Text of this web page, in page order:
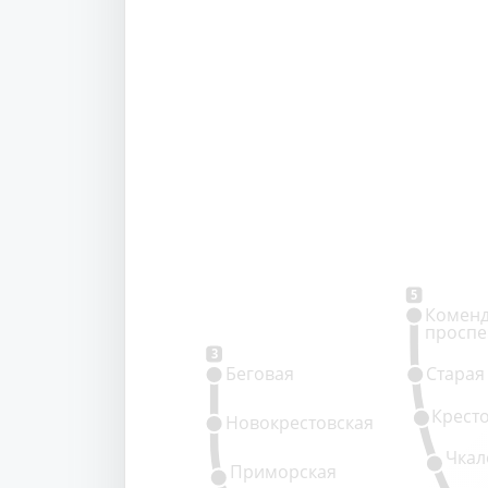
3
5
Приморская
Новокрестовская
Беговая